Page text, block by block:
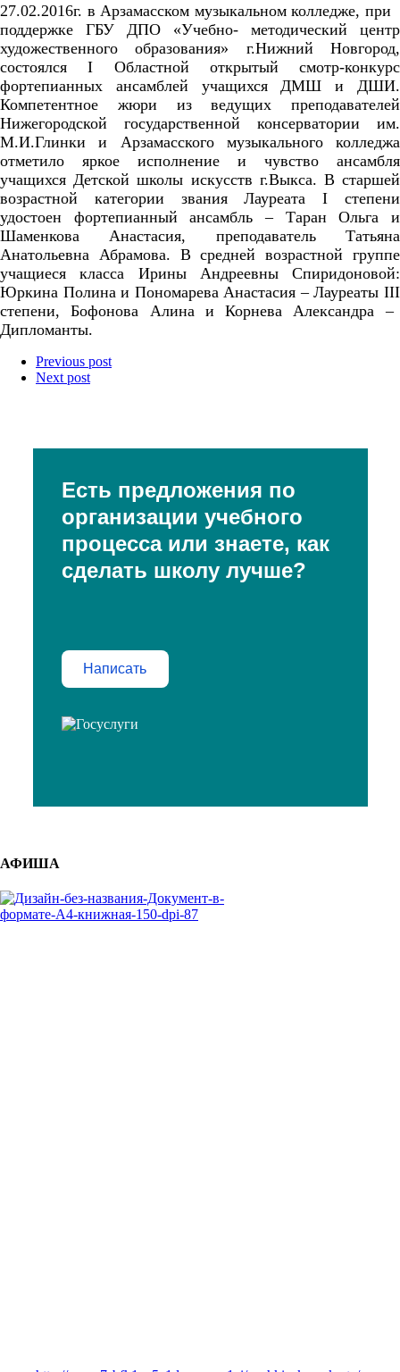
27.02.2016г. в Арзамасском музыкальном колледже, при
поддержке ГБУ ДПО «Учебно- методический центр
художественного образования» г.Нижний Новгород,
состоялсяI Областной открытый смотр-конкурс
фортепианных ансамблей учащихся ДМШ и ДШИ.
Компетентное жюри из ведущих преподавателей
Нижегородской государственной консерватории им.
М.И.Глинки и Арзамасского музыкального колледжа
отметило яркое исполнение и чувство ансамбля
учащихся Детской школы искусств г.Выкса. В старшей
возрастной категории звания ЛауреатаI степени
удостоен фортепианный ансамбль – Таран Ольга и
Шаменкова Анастасия, преподаватель Татьяна
Анатольевна Абрамова. В средней возрастной группе
учащиеся класса Ирины Андреевны Спиридоновой:
Юркина Полина и Пономарева Анастасия – Лауреаты III
степени, Бофонова Алина и Корнева Александра –
Дипломанты.
Previous post
Next post
Есть предложения по
организации учебного
процесса или знаете, как
сделать школу лучше?
Написать
АФИША